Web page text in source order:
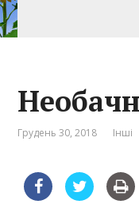
Грудень 30, 2018 Інші